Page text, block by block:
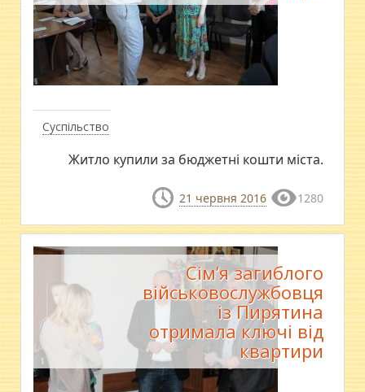
Суспільство
Житло купили за бюджетні кошти міста.
21 червня 2016 1280
Сім’я загиблого
військовослужбовця
із Пирятина
отримала ключі від
квартири